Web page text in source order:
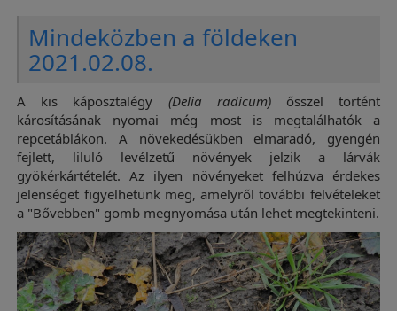
Mindeközben a földeken
2021.02.08.
A kis káposztalégy (Delia radicum)ősszel történt
károsításának nyomai még most is megtalálhatók a
repcetáblákon. A növekedésükben elmaradó, gyengén
fejlett, liluló levélzetű növények jelzik a lárvák
gyökérkártételét. Az ilyen növényeket felhúzva érdekes
jelenséget figyelhetünk meg, amelyről további felvételeket
a "Bővebben" gomb megnyomása után lehet megtekinteni.